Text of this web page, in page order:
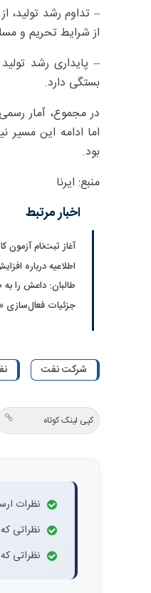
– تداوم رشد
از شرایط تحریم و
– پایداری رشد
بستگی دارد.
در مجموع، آمار
اما ادامه این مسیر
بود.
منبع: ایرنا
اخبار مرتبط
آغاز ثبت‌نام‌ آزمون
اطلاعیه درباره
طالبان: داعش را
جزئیات فعال‌سازی
شرکت نفت
کپی لینک کوتاه
نظرات
نظراتی
نظراتی